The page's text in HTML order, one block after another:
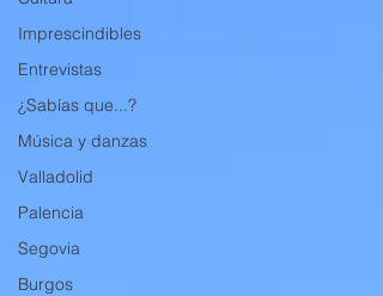
Imprescindibles
Entrevistas
¿Sabías que...?
Música y danzas
Valladolid
Palencia
Segovia
Burgos